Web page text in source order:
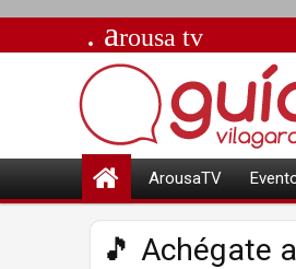
. arousa tv
ArousaTV
🎵 Achégate